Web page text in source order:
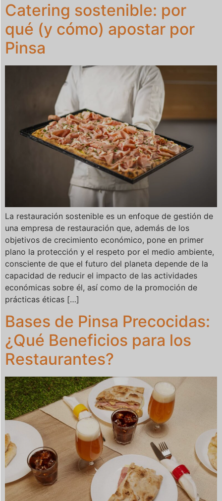
Catering sostenible: por
qué (y cómo) apostar por
Pinsa
La restauración sostenible es un enfoque de gestión de
una empresa de restauración que, además de los
objetivos de crecimiento económico, pone en primer
plano la protección y el respeto por el medio ambiente,
consciente de que el futuro del planeta depende de la
capacidad de reducir el impacto de las actividades
económicas sobre él, así como de la promoción de
prácticas éticas […]
Bases de Pinsa Precocidas:
¿Qué Beneficios para los
Restaurantes?